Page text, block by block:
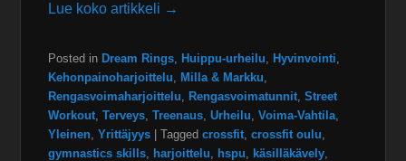
Lue koko artikkeli →
Posted in Dream Rings Huippu-urheilu Hyvinvointi
Kehonpainoharjoittelu
Milla & Markku
Rengasvoimaharjoittelu
Rengasvoimatunnit ,Street
Workout ,Terveys ,Treenaus ,Urheilu ,Voima-Vahtila
Yleinen ,Yrittäjyys |Tagged crossfit ,crossfit oulu
gymnastics skills
harjoittelu hspu käsilläkävely